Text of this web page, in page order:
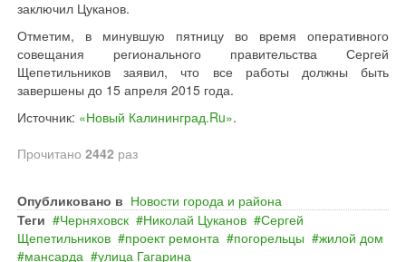
заключил Цуканов.
Отметим, в минувшую пятницу во время оперативного
совещания регионального правительства Сергей
Щепетильников заявил, что все работы должны быть
завершены до 15 апреля 2015 года.
Источник: «Новый Калининград.Ru».
Прочитано 2442 раз
Опубликовано в Новости города и района
Теги
Черняховск Николай Цуканов
Сергей
Щепетильников
проект ремонта погорельцы
жилой дом
мансарда
улица Гагарина